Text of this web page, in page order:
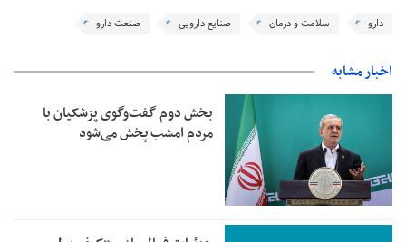
دارو سلامت و درمان صنایع دارویی صنعت دارو
اخبار مشابه
بخش دوم گفت‌وگوی پزشکیان با
مردم امشب پخش می‌شود